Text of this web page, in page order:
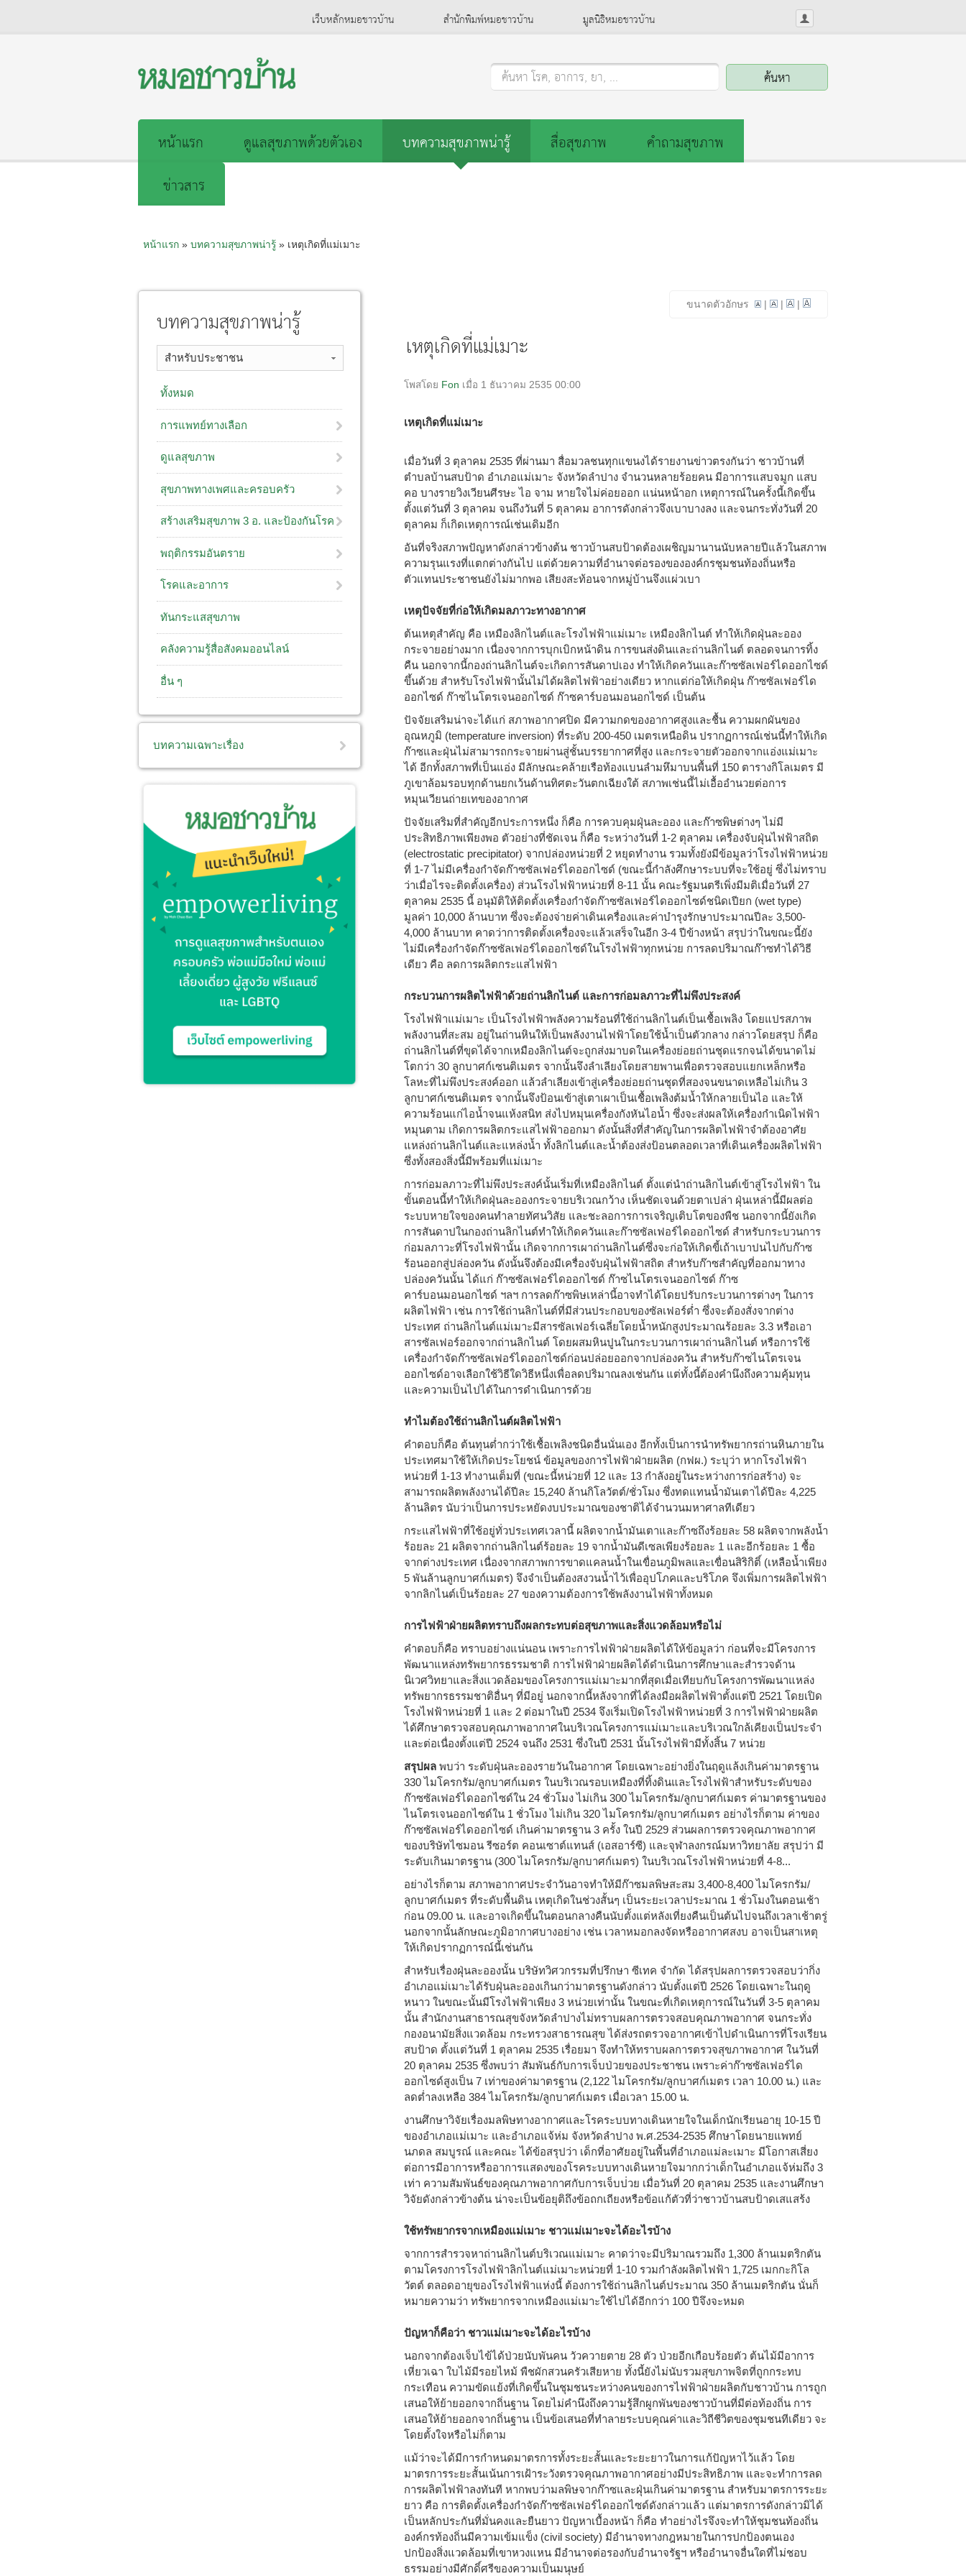
เว็บหลักหมอชาวบ้าน สำนักพิมพ์หมอชาวบ้าน มูลนิธิหมอชาวบ้าน
ค้นหา โรค, อาการ, ยา, ...
หน้าแรก ดูแลสุขภาพด้วยตัวเอง บทความสุขภาพน่ารู้ สื่อสุขภาพ
คำถามสุขภาพ
ข่าวสาร
หน้าแรก» บทความสุขภาพน่ารู้» เหตุเกิดที่แม่เมาะ
ขนาดตัวอักษร | | |
เหตุเกิดที่แม่เมาะ
โพสโดย Fon เมื่อ 1 ธันวาคม 2535 00:00
เหตุเกิดที่แม่เมาะ
เมื่อวันที่ 3 ตุลาคม 2535 ที่ผ่านมา สื่อมวลชนทุกแขนงได้รายงานข่าวตรงกันว่า ชาวบ้านที่
ตำบลบ้านสบป้าด อำเภอแม่เมาะ จังหวัดลำปาง จำนวนหลายร้อยคน มีอาการแสบจมูก แสบ
คอ บางรายวิงเวียนศีรษะ ไอ จาม หายใจไม่ค่อยออก แน่นหน้าอก เหตุการณ์ในครั้งนี้เกิดขึ้น
ตั้งแต่วันที่ 3 ตุลาคม จนถึงวันที่ 5 ตุลาคม อาการดังกล่าวจึงเบาบางลง และจนกระทั่งวันที่ 20
ตุลาคม ก็เกิดเหตุการณ์เช่นเดิมอีก
อันที่จริงสภาพปัญหาดังกล่าวข้างต้น ชาวบ้านสบป้าดต้องเผชิญมานานนับหลายปีแล้วในสภาพ
ความรุนแรงที่แตกต่างกันไป แต่ด้วยความที่อำนาจต่อรองขององค์กรชุมชนท้องถิ่นหรือ
ตัวแทนประชาชนยังไม่มากพอ เสียงสะท้อนจากหมู่บ้านจึงแผ่วเบา
เหตุปัจจัยที่ก่อให้เกิดมลภาวะทางอากาศ
ต้นเหตุสำคัญ คือ เหมืองลิกไนต์และโรงไฟฟ้าแม่เมาะ เหมืองลิกไนต์ ทำให้เกิดฝุ่นละออง
กระจายอย่างมาก เนื่องจากการบุกเบิกหน้าดิน การขนส่งดินและถ่านลิกไนต์ ตลอดจนการทิ้ง
คืน นอกจากนี้กองถ่านลิกไนต์จะเกิดการสันดาปเอง ทำให้เกิดควันและก๊าซซัลเฟอร์ไดออกไซด์
ขึ้นด้วย สำหรับโรงไฟฟ้านั้นไม่ได้ผลิตไฟฟ้าอย่างเดียว หากแต่ก่อให้เกิดฝุ่น ก๊าซซัลเฟอร์ได
ออกไซด์ ก๊าซไนโตรเจนออกไซด์ ก๊าซคาร์บอนมอนอกไซด์ เป็นต้น
ปัจจัยเสริมน่าจะได้แก่ สภาพอากาศปิด มีความกดของอากาศสูงและชื้น ความผกผันของ
อุณหภูมิ (temperature inversion) ที่ระดับ 200-450 เมตรเหนือดิน ปรากฏการณ์เช่นนี้ทำให้เกิด
ก๊าซและฝุ่นไม่สามารถกระจายผ่านสู่ชั้นบรรยากาศที่สูง และกระจายตัวออกจากแอ่งแม่เมาะ
ได้ อีกทั้งสภาพที่เป็นแอ่ง มีลักษณะคล้ายเรือท้องแบนลำมหึมาบนพื้นที่ 150 ตารางกิโลเมตร มี
ภูเขาล้อมรอบทุกด้านยกเว้นด้านทิศตะวันตกเฉียงใต้ สภาพเช่นนี้ไม่เอื้ออำนวยต่อการ
หมุนเวียนถ่ายเทของอากาศ
ปัจจัยเสริมที่สำคัญอีกประการหนึ่ง ก็คือ การควบคุมฝุ่นละออง และก๊าซพิษต่างๆ ไม่มี
ประสิทธิภาพเพียงพอ ตัวอย่างที่ชัดเจน ก็คือ ระหว่างวันที่ 1-2 ตุลาคม เครื่องจับฝุ่นไฟฟ้าสถิต
(electrostatic precipitator) จากปล่องหน่วยที่ 2 หยุดทำงาน รวมทั้งยังมีข้อมูลว่าโรงไฟฟ้าหน่วย
ที่ 1-7 ไม่มีเครื่องกำจัดก๊าซซัลเฟอร์ไดออกไซด์ (ขณะนี้กำลังศึกษาระบบที่จะใช้อยู่ ซึ่งไม่ทราบ
ว่าเมื่อไรจะติดตั้งเครื่อง) ส่วนโรงไฟฟ้าหน่วยที่ 8-11 นั้น คณะรัฐมนตรีเพิ่งมีมติเมื่อวันที่ 27
ตุลาคม 2535 นี้ อนุมัติให้ติดตั้งเครื่องกำจัดก๊าซซัลเฟอร์ไดออกไซด์ชนิดเปียก (wet type)
มูลค่า 10,000 ล้านบาท ซึ่งจะต้องจ่ายค่าเดินเครื่องและค่าบำรุงรักษาประมาณปีละ 3,500-
4,000 ล้านบาท คาดว่าการติดตั้งเครื่องจะแล้วเสร็จในอีก 3-4 ปีข้างหน้า สรุปว่าในขณะนี้ยัง
ไม่มีเครื่องกำจัดก๊าซซัลเฟอร์ไดออกไซด์ในโรงไฟฟ้าทุกหน่วย การลดปริมาณก๊าซทำได้วิธี
เดียว คือ ลดการผลิตกระแสไฟฟ้า
กระบวนการผลิตไฟฟ้าด้วยถ่านลิกไนต์ และการก่อมลภาวะที่ไม่พึงประสงค์
โรงไฟฟ้าแม่เมาะ เป็นโรงไฟฟ้าพลังความร้อนที่ใช้ถ่านลิกไนต์เป็นเชื้อเพลิง โดยแปรสภาพ
พลังงานที่สะสม อยู่ในถ่านหินให้เป็นพลังงานไฟฟ้าโดยใช้น้ำเป็นตัวกลาง กล่าวโดยสรุป ก็คือ
ถ่านลิกไนต์ที่ขุดได้จากเหมืองลิกไนต์จะถูกส่งมาบดในเครื่องย่อยถ่านชุดแรกจนได้ขนาดไม่
โตกว่า 30 ลูกบาศก์เซนติเมตร จากนั้นจึงลำเลียงโดยสายพานเพื่อตรวจสอบแยกเหล็กหรือ
โลหะที่ไม่พึงประสงค์ออก แล้วลำเลียงเข้าสู่เครื่องย่อยถ่านชุดที่สองจนขนาดเหลือไม่เกิน 3
ลูกบาศก์เซนติเมตร จากนั้นจึงป้อนเข้าสู่เตาเผาเป็นเชื้อเพลิงต้มน้ำให้กลายเป็นไอ และให้
ความร้อนแก่ไอน้ำจนแห้งสนิท ส่งไปหมุนเครื่องกังหันไอน้ำ ซึ่งจะส่งผลให้เครื่องกำเนิดไฟฟ้า
หมุนตาม เกิดการผลิตกระแสไฟฟ้าออกมา ดังนั้นสิ่งที่สำคัญในการผลิตไฟฟ้าจำต้องอาศัย
แหล่งถ่านลิกไนต์และแหล่งน้ำ ทั้งลิกไนต์และน้ำต้องส่งป้อนตลอดเวลาที่เดินเครื่องผลิตไฟฟ้า
ซึ่งทั้งสองสิ่งนี้มีพร้อมที่แม่เมาะ
การก่อมลภาวะที่ไม่พึงประสงค์นั้นเริ่มที่เหมืองลิกไนต์ ตั้งแต่นำถ่านลิกไนต์เข้าสู่โรงไฟฟ้า ใน
ขั้นตอนนี้ทำให้เกิดฝุ่นละอองกระจายบริเวณกว้าง เห็นชัดเจนด้วยตาเปล่า ฝุ่นเหล่านี้มีผลต่อ
ระบบหายใจของคนทำลายทัศนวิสัย และชะลอการการเจริญเติบโตของพืช นอกจากนี้ยังเกิด
การสันดาปในกองถ่านลิกไนต์ทำให้เกิดควันและก๊าซซัลเฟอร์ไดออกไซด์ สำหรับกระบวนการ
ก่อมลภาวะที่โรงไฟฟ้านั้น เกิดจากการเผาถ่านลิกไนต์ซึ่งจะก่อให้เกิดขี้เถ้าเบาปนไปกับก๊าซ
ร้อนออกสู่ปล่องควัน ดังนั้นจึงต้องมีเครื่องจับฝุ่นไฟฟ้าสถิต สำหรับก๊าซสำคัญที่ออกมาทาง
ปล่องควันนั้น ได้แก่ ก๊าซซัลเฟอร์ไดออกไซด์ ก๊าซไนโตรเจนออกไซด์ ก๊าซ
คาร์บอนมอนอกไซด์ ฯลฯ การลดก๊าซพิษเหล่านี้อาจทำได้โดยปรับกระบวนการต่างๆ ในการ
ผลิตไฟฟ้า เช่น การใช้ถ่านลิกไนต์ที่มีส่วนประกอบของซัลเฟอร์ต่ำ ซึ่งจะต้องสั่งจากต่าง
ประเทศ ถ่านลิกไนต์แม่เมาะมีสารซัลเฟอร์เฉลี่ยโดยน้ำหนักสูงประมาณร้อยละ 3.3 หรือเอา
สารซัลเฟอร์ออกจากถ่านลิกไนต์ โดยผสมหินปูนในกระบวนการเผาถ่านลิกไนต์ หรือการใช้
เครื่องกำจัดก๊าซซัลเฟอร์ไดออกไซด์ก่อนปล่อยออกจากปล่องควัน สำหรับก๊าซไนโตรเจน
ออกไซด์อาจเลือกใช้วิธีใดวิธีหนึ่งเพื่อลดปริมาณลงเช่นกัน แต่ทั้งนี้ต้องคำนึงถึงความคุ้มทุน
และความเป็นไปได้ในการดำเนินการด้วย
ทำไมต้องใช้ถ่านลิกไนต์ผลิตไฟฟ้า
คำตอบก็คือ ต้นทุนต่ำกว่าใช้เชื้อเพลิงชนิดอื่นนั่นเอง อีกทั้งเป็นการนำทรัพยากรถ่านหินภายใน
ประเทศมาใช้ให้เกิดประโยชน์ ข้อมูลของการไฟฟ้าฝ่ายผลิต (กฟผ.) ระบุว่า หากโรงไฟฟ้า
หน่วยที่ 1-13 ทำงานเต็มที่ (ขณะนี้หน่วยที่ 12 และ 13 กำลังอยู่ในระหว่างการก่อสร้าง) จะ
สามารถผลิตพลังงานได้ปีละ 15,240 ล้านกิโลวัตต์/ชั่วโมง ซึ่งทดแทนน้ำมันเตาได้ปีละ 4,225
ล้านลิตร นับว่าเป็นการประหยัดงบประมาณของชาติได้จำนวนมหาศาลทีเดียว
กระแสไฟฟ้าที่ใช้อยู่ทั่วประเทศเวลานี้ ผลิตจากน้ำมันเตาและก๊าซถึงร้อยละ 58 ผลิตจากพลังน้ำ
ร้อยละ 21 ผลิตจากถ่านลิกไนต์ร้อยละ 19 จากน้ำมันดีเซลเพียงร้อยละ 1 และอีกร้อยละ 1 ซื้อ
จากต่างประเทศ เนื่องจากสภาพการขาดแคลนน้ำในเขื่อนภูมิพลและเขื่อนสิริกิติ์ (เหลือน้ำเพียง
5 พันล้านลูกบาศก์เมตร) จึงจำเป็นต้องสงวนน้ำไว้เพื่ออุปโภคและบริโภค จึงเพิ่มการผลิตไฟฟ้า
จากลิกไนต์เป็นร้อยละ 27 ของความต้องการใช้พลังงานไฟฟ้าทั้งหมด
การไฟฟ้าฝ่ายผลิตทราบถึงผลกระทบต่อสุขภาพและสิ่งแวดล้อมหรือไม่
คำตอบก็คือ ทราบอย่างแน่นอน เพราะการไฟฟ้าฝ่ายผลิตได้ให้ข้อมูลว่า ก่อนที่จะมีโครงการ
พัฒนาแหล่งทรัพยากรธรรมชาติ การไฟฟ้าฝ่ายผลิตได้ดำเนินการศึกษาและสำรวจด้าน
นิเวศวิทยาและสิ่งแวดล้อมของโครงการแม่เมาะมากที่สุดเมื่อเทียบกับโครงการพัฒนาแหล่ง
ทรัพยากรธรรมชาติอื่นๆ ที่มีอยู่ นอกจากนี้หลังจากที่ได้ลงมือผลิตไฟฟ้าตั้งแต่ปี 2521 โดยเปิด
โรงไฟฟ้าหน่วยที่ 1 และ 2 ต่อมาในปี 2534 จึงเริ่มเปิดโรงไฟฟ้าหน่วยที่ 3 การไฟฟ้าฝ่ายผลิต
ได้ศึกษาตรวจสอบคุณภาพอากาศในบริเวณโครงการแม่เมาะและบริเวณใกล้เคียงเป็นประจำ
และต่อเนื่องตั้งแต่ปี 2524 จนถึง 2531 ซึ่งในปี 2531 นั้นโรงไฟฟ้ามีทั้งสิ้น 7 หน่วย
สรุปผล พบว่า ระดับฝุ่นละอองรายวันในอากาศ โดยเฉพาะอย่างยิ่งในฤดูแล้งเกินค่ามาตรฐาน
330 ไมโครกรัม/ลูกบาศก์เมตร ในบริเวณรอบเหมืองที่ทิ้งดินและโรงไฟฟ้าสำหรับระดับของ
ก๊าซซัลเฟอร์ไดออกไซด์ใน 24 ชั่วโมง ไม่เกิน 300 ไมโครกรัม/ลูกบาศก์เมตร ค่ามาตรฐานของ
ไนโตรเจนออกไซด์ใน 1 ชั่วโมง ไม่เกิน 320 ไมโครกรัม/ลูกบาศก์เมตร อย่างไรก็ตาม ค่าของ
ก๊าซซัลเฟอร์ไดออกไซด์ เกินค่ามาตรฐาน 3 ครั้ง ในปี 2529 ส่วนผลการตรวจคุณภาพอากาศ
ของบริษัทไซมอน รีซอร์ต คอนเซาต์แทนส์ (เอสอาร์ซี) และจุฬาลงกรณ์มหาวิทยาลัย สรุปว่า มี
ระดับเกินมาตรฐาน (300 ไมโครกรัม/ลูกบาศก์เมตร) ในบริเวณโรงไฟฟ้าหน่วยที่ 4-8...
อย่างไรก็ตาม สภาพอากาศประจำวันอาจทำให้มีก๊าซมลพิษสะสม 3,400-8,400 ไมโครกรัม/
ลูกบาศก์เมตร ที่ระดับพื้นดิน เหตุเกิดในช่วงสั้นๆ เป็นระยะเวลาประมาณ 1 ชั่วโมงในตอนเช้า
ก่อน 09.00 น. และอาจเกิดขึ้นในตอนกลางคืนนับตั้งแต่หลังเที่ยงคืนเป็นต้นไปจนถึงเวลาเช้าตรู่
นอกจากนั้นลักษณะภูมิอากาศบางอย่าง เช่น เวลาหมอกลงจัดหรืออากาศสงบ อาจเป็นสาเหตุ
ให้เกิดปรากฏการณ์นี้เช่นกัน
สำหรับเรื่องฝุ่นละอองนั้น บริษัทวิศวกรรมที่ปรึกษา ซีเทค จำกัด ได้สรุปผลการตรวจสอบว่ากิ่ง
อำเภอแม่เมาะได้รับฝุ่นละอองเกินกว่ามาตรฐานดังกล่าว นับตั้งแต่ปี 2526 โดยเฉพาะในฤดู
หนาว ในขณะนั้นมีโรงไฟฟ้าเพียง 3 หน่วยเท่านั้น ในขณะที่เกิดเหตุการณ์ในวันที่ 3-5 ตุลาคม
นั้น สำนักงานสาธารณสุขจังหวัดลำปางไม่ทราบผลการตรวจสอบคุณภาพอากาศ จนกระทั่ง
กองอนามัยสิ่งแวดล้อม กระทรวงสาธารณสุข ได้ส่งรถตรวจอากาศเข้าไปดำเนินการที่โรงเรียน
สบป้าด ตั้งแต่วันที่ 1 ตุลาคม 2535 เรื่อยมา จึงทำให้ทราบผลการตรวจสุขภาพอากาศ ในวันที่
20 ตุลาคม 2535 ซึ่งพบว่า สัมพันธ์กับการเจ็บป่วยของประชาชน เพราะค่าก๊าซซัลเฟอร์ได
ออกไซด์สูงเป็น 7 เท่าของค่ามาตรฐาน (2,122 ไมโครกรัม/ลูกบาศก์เมตร เวลา 10.00 น.) และ
ลดต่ำลงเหลือ 384 ไมโครกรัม/ลูกบาศก์เมตร เมื่อเวลา 15.00 น.
งานศึกษาวิจัยเรื่องมลพิษทางอากาศและโรคระบบทางเดินหายใจในเด็กนักเรียนอายุ 10-15 ปี
ของอำเภอแม่เมาะ และอำเภอแจ้ห่ม จังหวัดลำปาง พ.ศ.2534-2535 ศึกษาโดยนายแพทย์
นภดล สมบูรณ์ และคณะ ได้ข้อสรุปว่า เด็กที่อาศัยอยู่ในพื้นที่อำเภอแม่ละเมาะ มีโอกาสเสี่ยง
ต่อการมีอาการหรืออาการแสดงของโรคระบบทางเดินหายใจมากกว่าเด็กในอำเภอแจ้ห่มถึง 3
เท่า ความสัมพันธ์ของคุณภาพอากาศกับการเจ็บป่วย เมื่อวันที่ 20 ตุลาคม 2535 และงานศึกษา
วิจัยดังกล่าวข้างต้น น่าจะเป็นข้อยุติถึงข้อถกเถียงหรือข้อแก้ตัวที่ว่าชาวบ้านสบป้าดเสแสร้ง
ใช้ทรัพยากรจากเหมืองแม่เมาะ ชาวแม่เมาะจะได้อะไรบ้าง
จากการสำรวจหาถ่านลิกไนต์บริเวณแม่เมาะ คาดว่าจะมีปริมาณรวมถึง 1,300 ล้านเมตริกตัน
ตามโครงการโรงไฟฟ้าลิกไนต์แม่เมาะหน่วยที่ 1-10 รวมกำลังผลิตไฟฟ้า 1,725 เมกกะกิโล
วัตต์ ตลอดอายุของโรงไฟฟ้าแห่งนี้ ต้องการใช้ถ่านลิกไนต์ประมาณ 350 ล้านเมตริกตัน นั่นก็
หมายความว่า ทรัพยากรจากเหมืองแม่เมาะใช้ไปได้อีกกว่า 100 ปีจึงจะหมด
ปัญหาก็คือว่า ชาวแม่เมาะจะได้อะไรบ้าง
นอกจากต้องเจ็บไข้ได้ป่วยนับพันคน วัวควายตาย 28 ตัว ป่วยอีกเกือบร้อยตัว ต้นไม้มีอาการ
เหี่ยวเฉา ใบไม้มีรอยไหม้ พืชผักสวนครัวเสียหาย ทั้งนี้ยังไม่นับรวมสุขภาพจิตที่ถูกกระทบ
กระเทือน ความขัดแย้งที่เกิดขึ้นในชุมชนระหว่างคนของการไฟฟ้าฝ่ายผลิตกับชาวบ้าน การถูก
เสนอให้ย้ายออกจากถิ่นฐาน โดยไม่คำนึงถึงความรู้สึกผูกพันของชาวบ้านที่มีต่อท้องถิ่น การ
เสนอให้ย้ายออกจากถิ่นฐาน เป็นข้อเสนอที่ทำลายระบบคุณค่าและวิถีชีวิตของชุมชนทีเดียว จะ
โดยตั้งใจหรือไม่ก็ตาม
แม้ว่าจะได้มีการกำหนดมาตรการทั้งระยะสั้นและระยะยาวในการแก้ปัญหาไว้แล้ว โดย
มาตรการระยะสั้นเน้นการเฝ้าระวังตรวจคุณภาพอากาศอย่างมีประสิทธิภาพ และจะทำการลด
การผลิตไฟฟ้าลงทันที หากพบว่ามลพิษจากก๊าซและฝุ่นเกินค่ามาตรฐาน สำหรับมาตรการระยะ
ยาว คือ การติดตั้งเครื่องกำจัดก๊าซซัลเฟอร์ไดออกไซด์ดังกล่าวแล้ว แต่มาตรการดังกล่าวมิได้
เป็นหลักประกันที่มั่นคงและยืนยาว ปัญหาเบื้องหน้า ก็คือ ทำอย่างไรจึงจะทำให้ชุมชนท้องถิ่น
องค์กรท้องถิ่นมีความเข้มแข็ง (civil society) มีอำนาจทางกฎหมายในการปกป้องตนเอง
ปกป้องสิ่งแวดล้อมที่เขาหวงแหน มีอำนาจต่อรองกับอำนาจรัฐฯ หรืออำนาจอื่นใดที่ไม่ชอบ
ธรรมอย่างมีศักดิ์ศรีของความเป็นมนุษย์
บทความสุขภาพน่ารู้
สำหรับประชาชน
ทั้งหมด
การแพทย์ทางเลือก
ดูแลสุขภาพ
สุขภาพทางเพศและครอบครัว
สร้างเสริมสุขภาพ 3 อ. ​และป้องกันโรค
พฤติกรรมอันตราย
โรคและอาการ
ทันกระแสสุขภาพ
คลังความรู้สื่อสังคมออนไลน์
อื่น ๆ
บทความเฉพาะเรื่อง